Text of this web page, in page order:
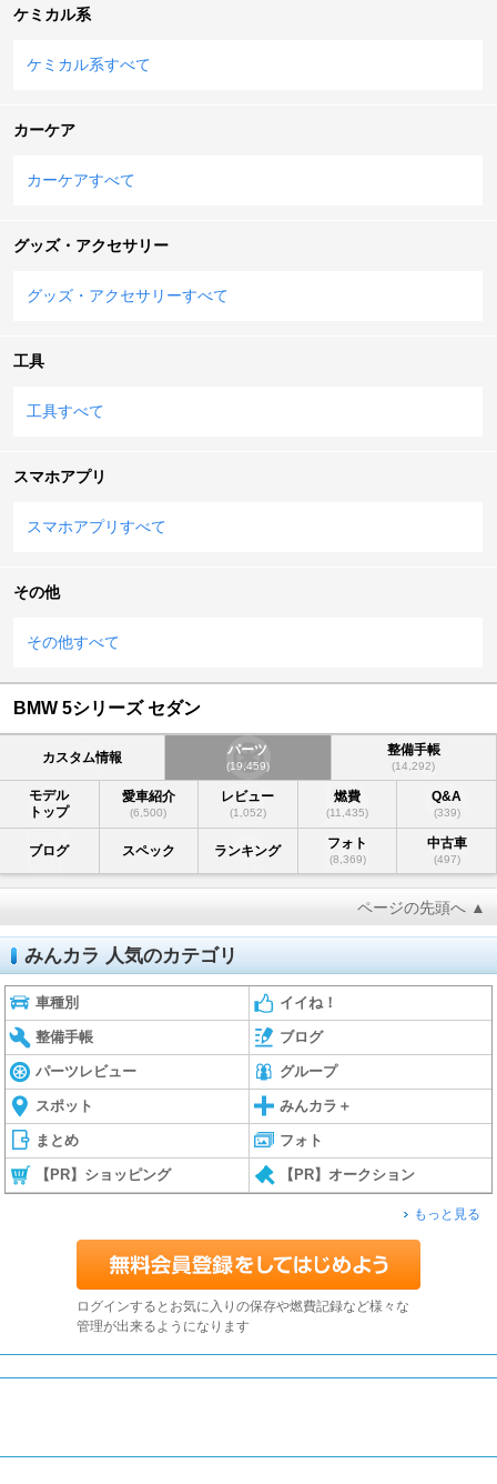
ケミカル系
ケミカル系すべて
カーケア
カーケアすべて
グッズ・アクセサリー
グッズ・アクセサリーすべて
工具
工具すべて
スマホアプリ
スマホアプリすべて
その他
その他すべて
BMW 5シリーズ セダン
カスタム情報 パーツ
(19,459)
整備手帳
(14,292)
モデル
トップ
愛車紹介
(6,500)
レビュー
(1,052)
燃費
(11,435)
Q&A
(339)
ブログ スペック ランキング フォト
(8,369)
中古車
(497)
ページの先頭へ ▲
みんカラ 人気のカテゴリ
車種別 イイね！
整備手帳 ブログ
パーツレビュー グループ
スポット みんカラ＋
まとめ フォト
【PR】ショッピング 【PR】オークション
もっと見る
ログインするとお気に入りの保存や燃費記録など様々な
管理が出来るようになります